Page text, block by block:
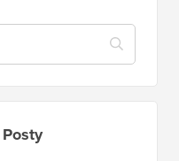
Posty